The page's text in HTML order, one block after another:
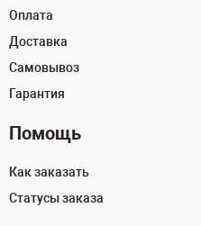
Оплата
Доставка
Самовывоз
Гарантия
Помощь
Как заказать
Статусы заказа